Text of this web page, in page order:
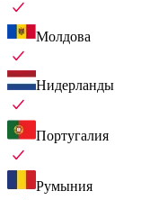
Молдова
Нидерланды
Португалия
Румыния